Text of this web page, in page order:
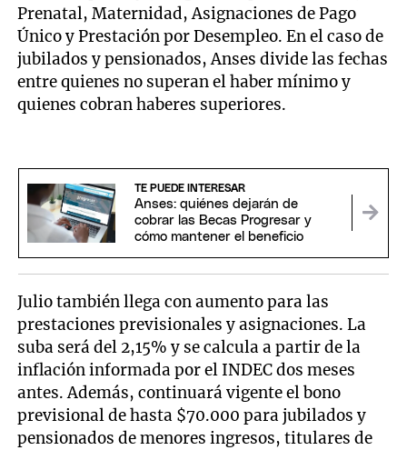
Prenatal, Maternidad, Asignaciones de Pago
Único y Prestación por Desempleo. En el caso de
jubilados y pensionados, Anses divide las fechas
entre quienes no superan el haber mínimo y
quienes cobran haberes superiores.
TE PUEDE INTERESAR
Anses: quiénes dejarán de
cobrar las Becas Progresar y
cómo mantener el beneficio
Julio también llega con aumento para las
prestaciones previsionales y asignaciones. La
suba será del 2,15% y se calcula a partir de la
inflación informada por el INDEC dos meses
antes. Además, continuará vigente el bono
previsional de hasta $70.000 para jubilados y
pensionados de menores ingresos, titulares de